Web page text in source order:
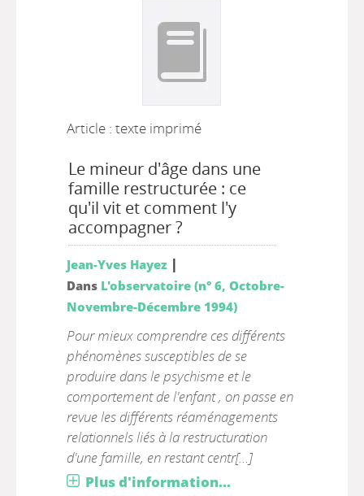
Article : texte imprimé
Le mineur d'âge dans une
famille restructurée : ce
qu'il vit et comment l'y
accompagner ?
Jean-Yves Hayez |
Dans L'observatoire (n° 6, Octobre-
Novembre-Décembre 1994)
Pour mieux comprendre ces différents
phénomènes susceptibles de se
produire dans le psychisme et le
comportement de l'enfant , on passe en
revue les différents réaménagements
relationnels liés à la restructuration
d'une famille, en restant centr[...]
Plus d'information...